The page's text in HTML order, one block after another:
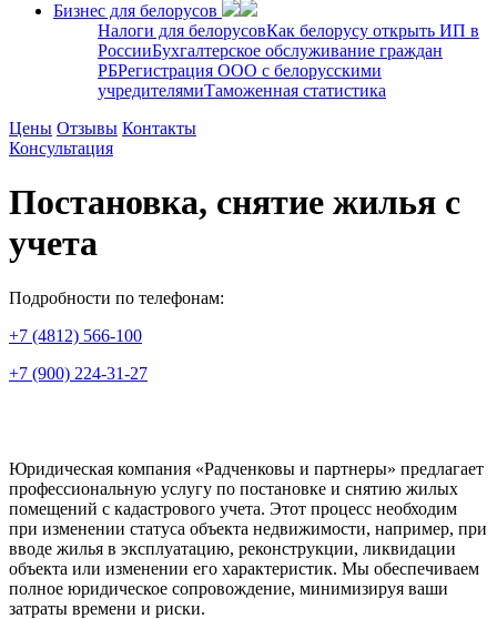
Бизнес для белорусов
Налоги для белорусовКак белорусу открыть ИП в
РоссииБухгалтерское обслуживание граждан
РБРегистрация ООО с белорусскими
учредителямиТаможенная статистика
Цены Отзывы Контакты
Консультация
Постановка, снятие жилья с
учета
Подробности по телефонам:
+7 (4812) 566-100
+7 (900) 224-31-27
Юридическая компания «Радченковы и партнеры» предлагает
профессиональную услугу по постановке и снятию жилых
помещений с кадастрового учета. Этот процесс необходим
при изменении статуса объекта недвижимости, например, при
вводе жилья в эксплуатацию, реконструкции, ликвидации
объекта или изменении его характеристик. Мы обеспечиваем
полное юридическое сопровождение, минимизируя ваши
затраты времени и риски.